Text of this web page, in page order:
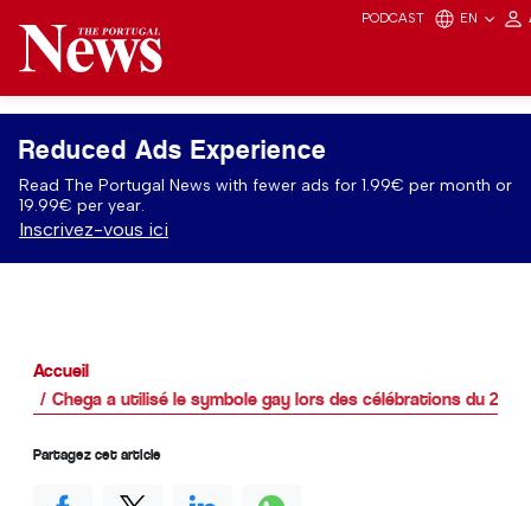
PODCAST EN
Reduced Ads Experience
Read The Portugal News with fewer ads for 1.99€ per month or
19.99€ per year.
Inscrivez-vous ici
Accueil
Chega a utilisé le symbole gay lors des célébrations du 25
Partagez cet article